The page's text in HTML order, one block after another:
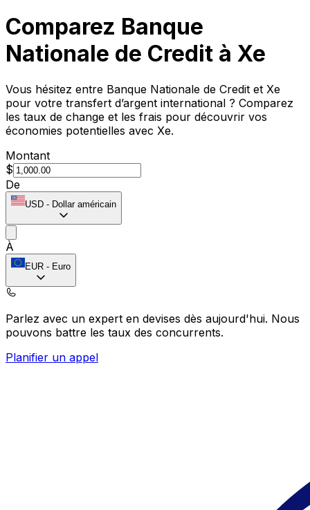
Comparez Banque
Nationale de Credit à Xe
Vous hésitez entre Banque Nationale de Credit et Xe
pour votre transfert d’argent international ? Comparez
les taux de change et les frais pour découvrir vos
économies potentielles avec Xe.
Montant
$
De
USD - Dollar américain
À
EUR - Euro
Parlez avec un expert en devises dès aujourd'hui. Nous
pouvons battre les taux des concurrents.
Planifier un appel